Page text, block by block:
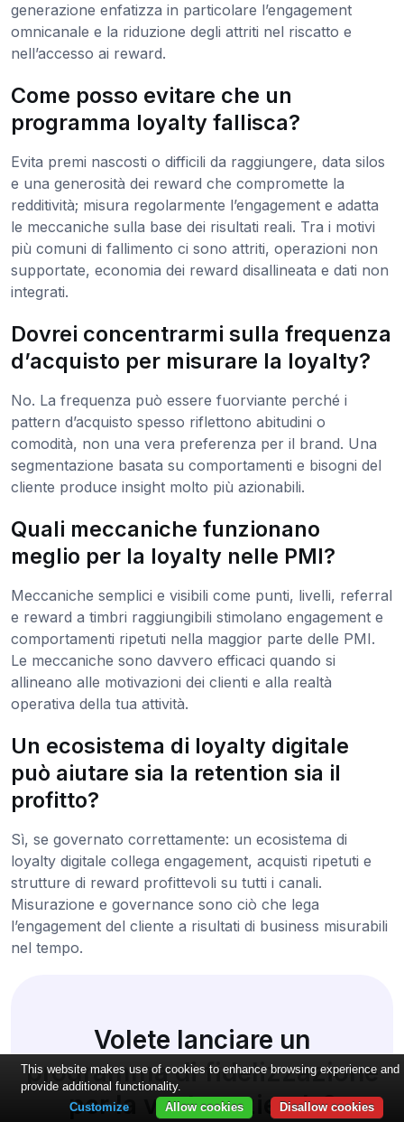
generazione enfatizza in particolare l’engagement
omnicanale e la riduzione degli attriti nel riscatto e
nell’accesso ai reward.
Come posso evitare che un
programma loyalty fallisca?
Evita premi nascosti o difficili da raggiungere, data silos
e una generosità dei reward che compromette la
redditività; misura regolarmente l’engagement e adatta
le meccaniche sulla base dei risultati reali. Tra i motivi
più comuni di fallimento ci sono attriti, operazioni non
supportate, economia dei reward disallineata e dati non
integrati.
Dovrei concentrarmi sulla frequenza
d’acquisto per misurare la loyalty?
No. La frequenza può essere fuorviante perché i
pattern d’acquisto spesso riflettono abitudini o
comodità, non una vera preferenza per il brand. Una
segmentazione basata su comportamenti e bisogni del
cliente produce insight molto più azionabili.
Quali meccaniche funzionano
meglio per la loyalty nelle PMI?
Meccaniche semplici e visibili come punti, livelli, referral
e reward a timbri raggiungibili stimolano engagement e
comportamenti ripetuti nella maggior parte delle PMI.
Le meccaniche sono davvero efficaci quando si
allineano alle motivazioni dei clienti e alla realtà
operativa della tua attività.
Un ecosistema di loyalty digitale
può aiutare sia la retention sia il
profitto?
Sì, se governato correttamente: un ecosistema di
loyalty digitale collega engagement, acquisti ripetuti e
strutture di reward profittevoli su tutti i canali.
Misurazione e governance sono ciò che lega
l’engagement del cliente a risultati di business misurabili
nel tempo.
Volete lanciare un
programma di fidelizzazione
per la vostra azienda?
This website makes use of cookies to enhance browsing experience and
provide additional functionality.
Disallow cookies
Allow cookies
Customize